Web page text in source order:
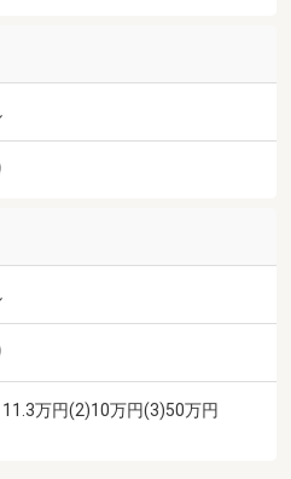
万円(2)10万円(3)50万円